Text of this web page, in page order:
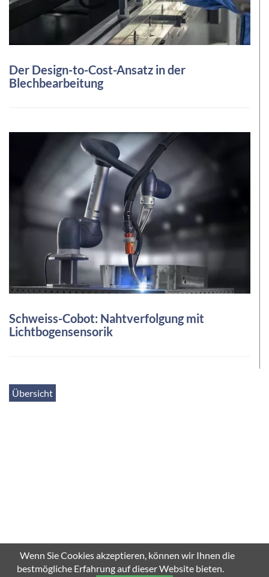
Der Design-to-Cost-Ansatz in der
Blechbearbeitung
Schweiss-Cobot: Nahtverfolgung mit
Lichtbogensensorik
Übersicht
Wenn Sie Cookies akzeptieren, können wir Ihnen die
bestmögliche Erfahrung auf dieser Website bieten.